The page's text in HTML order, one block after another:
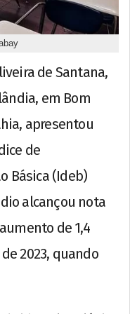
de Santana,
em Bom
apresentou
de
Básica (Ideb)
alcançou nota
de 1,4
2023, quando